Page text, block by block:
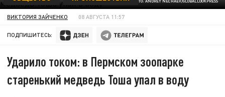
ФОТО: ANDREY NECHAEV/GLOBALLOOKPRESS
ВИКТОРИЯ ЗАЙЧЕНКО 08 АВГУСТА 11:57
ПОДПИШИТЕСЬ:
Ударило током: в Пермском зоопарке
старенький медведь Тоша упал в воду